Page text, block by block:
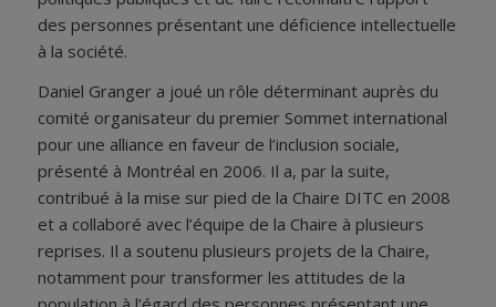
des personnes présentant une déficience intellectuelle
à la société.
Daniel Granger a joué un rôle déterminant auprès du
comité organisateur du premier Sommet international
pour une alliance en faveur de l’inclusion sociale,
présenté à Montréal en 2006. Il a, par la suite,
contribué à la mise sur pied de la Chaire DITC en 2008
et a collaboré avec l’équipe de la Chaire à plusieurs
reprises. Il a soutenu plusieurs projets de la Chaire,
notamment pour transformer les attitudes de la